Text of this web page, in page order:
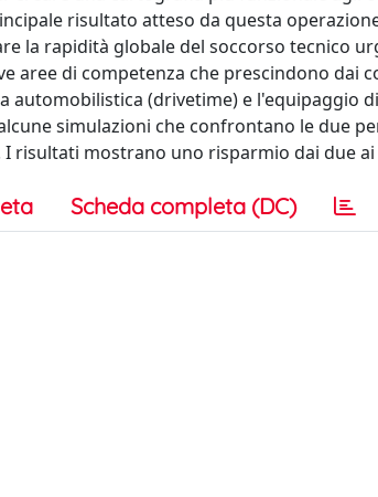
risultato atteso da questa
la rapidità globale del soccorso tecnico
aree di competenza che prescindono dai
(drivetime) e l'equipaggio
simulazioni che confrontano le due
risultati mostrano uno risparmio dai due
Scheda completa (DC)